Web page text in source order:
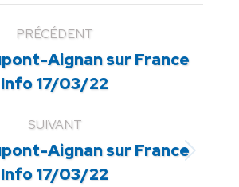
PRÉCÉDENT
Article
précédent
Aignan sur France
Info 17/03/22
SUIVANT
Article
suivant
Aignan sur France
Info 17/03/22